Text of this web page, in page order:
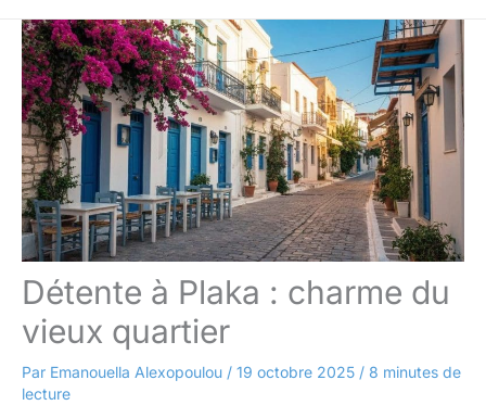
Détente à Plaka : charme du
vieux quartier
Par Emanouella Alexopoulou / 19 octobre 2025 / 8 minutes de
lecture